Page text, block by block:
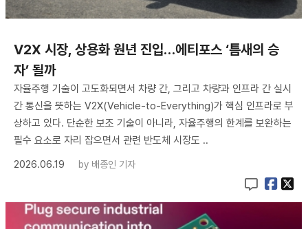
V2X 시장, 상용화 원년 진입…에티포스 ‘틈새의 승
자’ 될까
자율주행 기술이 고도화되면서 차량 간, 그리고 차량과 인프라 간 실시
간 통신을 뜻하는 V2X(Vehicle-to-Everything)가 핵심 인프라로 부
상하고 있다. 단순한 보조 기술이 아니라, 자율주행의 한계를 보완하는
필수 요소로 자리 잡으면서 관련 반도체 시장도 ..
2026.06.19
by 배종인 기자